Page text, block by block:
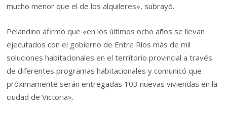
mucho menor que el de los alquileres», subrayó.
Pelandino afirmó que «en los últimos ocho años se llevan
ejecutados con el gobierno de Entre Ríos más de mil
soluciones habitacionales en el territorio provincial a través
de diferentes programas habitacionales y comunicó que
próximamente serán entregadas 103 nuevas viviendas en la
ciudad de Victoria».